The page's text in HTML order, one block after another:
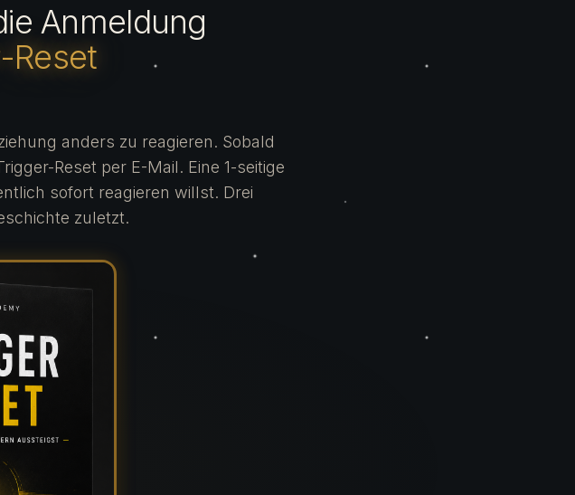
Anmeldung
Reset
anders zu reagieren. Sobald
Reset per E-Mail. Eine 1-seitige
sofort reagieren willst. Drei
zuletzt.